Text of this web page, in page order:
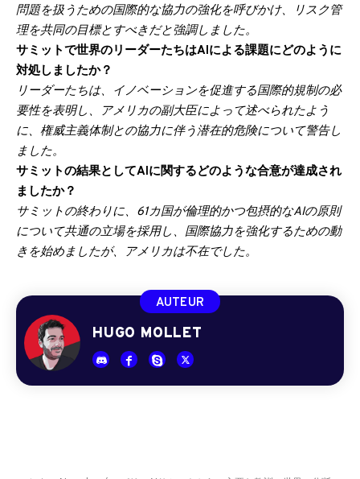
問題を扱うための国際的な協力の強化を呼びかけ、リスク管
理を共同の目標とすべきだと強調しました。
サミットで世界のリーダーたちはAIによる課題にどのように
対処しましたか？
リーダーたちは、イノベーションを促進する国際的規制の必
要性を表明し、アメリカの副大臣によって述べられたよう
に、権威主義体制との協力に伴う潜在的危険について警告し
ました。
サミットの結果としてAIに関するどのような合意が達成され
ましたか？
サミットの終わりに、61カ国が倫理的かつ包摂的なAIの原則
について共通の立場を採用し、国際協力を強化するための動
きを始めましたが、アメリカは不在でした。
AUTEUR
HUGO MOLLET